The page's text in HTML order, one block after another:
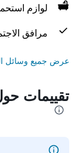
لوازم
مرافق
عرض جميع وسائل
تقييمات